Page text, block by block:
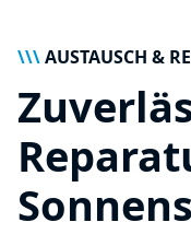
\\\AUSTAUSCH &